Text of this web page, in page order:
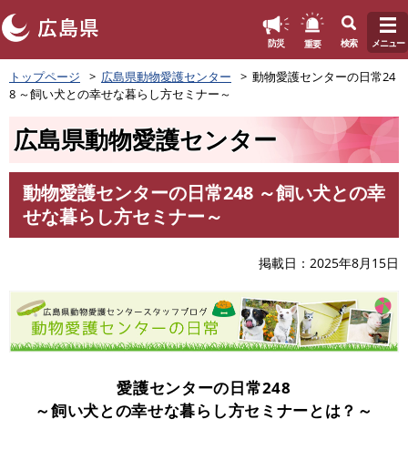
ペ
ー
ジ
防災 重要 検索 メニュー
トップページ 広島県動物愛護センター
動物愛護センターの日常24
8 ～飼い犬との幸せな暮らし方セミナー～
広島県動物愛護センター
動物愛護センターの日常248 ～飼い犬との幸
せな暮らし方セミナー～
掲載日 2025年8月15日
愛護センターの日常248
～飼い犬との幸せな暮らし方セミナーとは？～